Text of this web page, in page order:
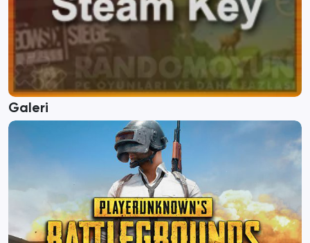
Galeri